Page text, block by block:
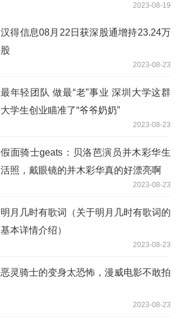
2023-08-19
汉得信息08月22日获深股通增持23.24万
股
2023-08-23
最年轻团队 做最“老”事业 深圳大学这群
大学生创业瞄准了“爷爷奶奶”
2023-08-23
假面骑士geats：贝洛芭演员并木彩华生
活照，戴眼镜的并木彩华真的好漂亮啊
2023-08-23
明月几时有歌词（关于明月几时有歌词的
基本详情介绍）
2023-08-23
恶灵骑士的变身太恐怖，漫威电影不敢拍
2023-08-23